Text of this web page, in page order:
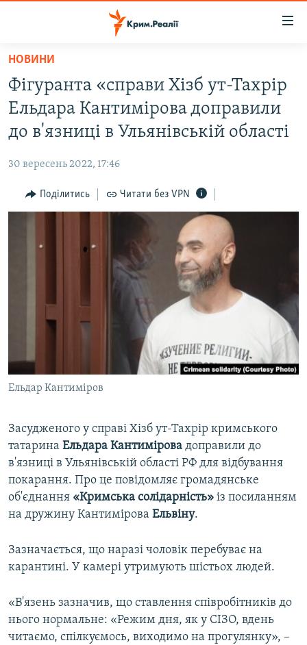
Перейти
основного
матеріалу
Перейти
до
основної
навігації
Перейти
до
ВОДА.КРИМ
ВІДЕО ТА ФОТО
БЛОГИ
ПОГЛЯД
ВСЕ ЗА ДЕНЬ
ВІДЕОУРОКИ «ELIFBE»
УКРАЇНСЬКА ПРОБЛЕМА КРИМУ
ІНФОГРАФІКА
ЯК ОБІЙТИ БЛОКУВАННЯ
ДОЛУЧАЙСЯ!
Усі сайти RFE/RL
НОВИНИ
Фігуранта «справи Хізб ут-Тахрір
Ельдара Кантимірова доправили
до в'язниці в Ульянівській області
30 вересень 2022, 17:46
Поділитись Читати без VPN
Ельдар Кантиміров
Засудженого у справі Хізб ут-Тахрір кримського
татарина Ельдара Кантимірова доправили до
в'язниці в Ульянівській області РФ для відбування
покарання. Про це повідомляє громадянське
об'єднання «Кримська солідарність» із посиланням
на дружину Кантимірова Ельвіну.
Зазначається, що наразі чоловік перебуває на
карантині. У камері утримують шістьох людей.
«В'язень зазначив, що ставлення співробітників до
нього нормальне: «Режим дня, як у СІЗО, вдень
читаємо, спілкуємось, виходимо на прогулянку», –